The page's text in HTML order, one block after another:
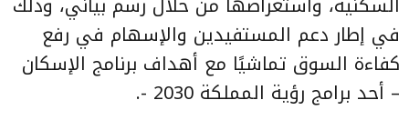
في إطار دعم المستفيدين والإسهام في رفع
كفاءة السوق تماشيًا مع أهداف برنامج الإسكان
– أحد برامج رؤية المملكة 2030 -.